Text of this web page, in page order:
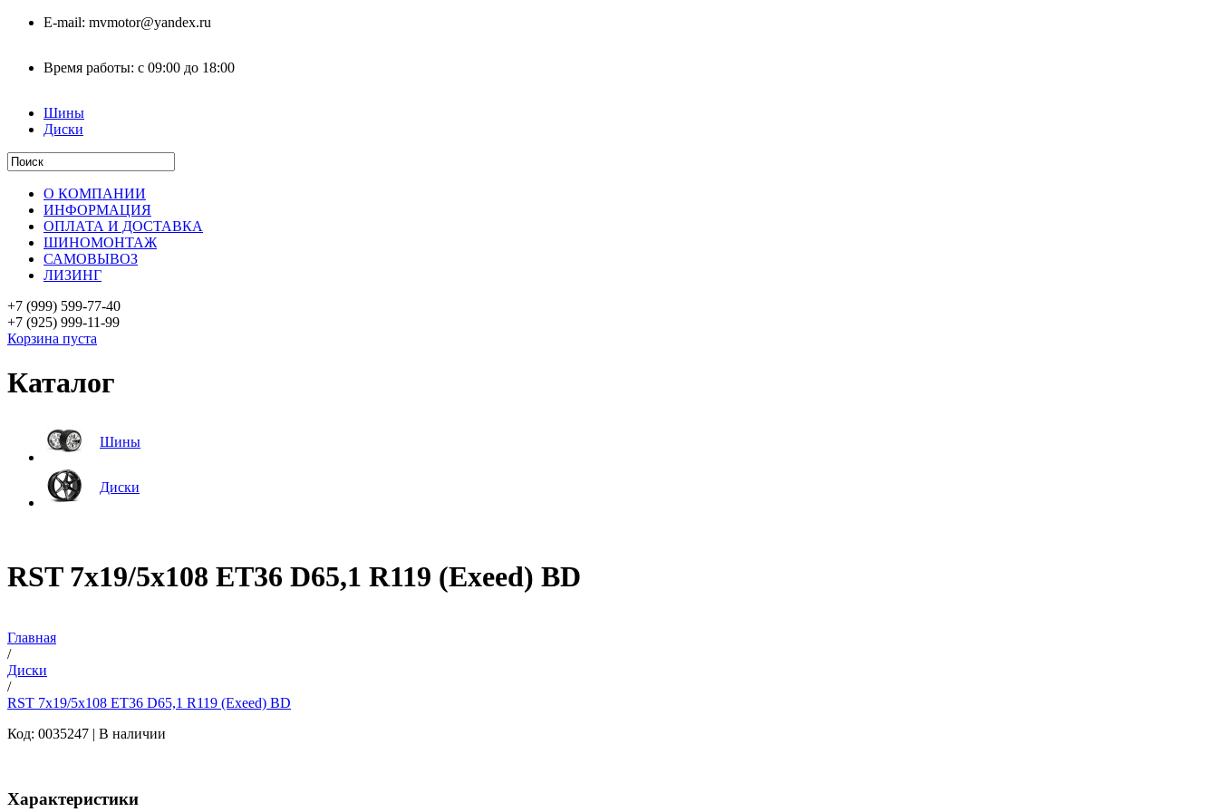
E-mail: mvmotor@yandex.ru
Время работы: с 09:00 до 18:00
Шины
Диски
О КОМПАНИИ
ИНФОРМАЦИЯ
ОПЛАТА И ДОСТАВКА
ШИНОМОНТАЖ
САМОВЫВОЗ
ЛИЗИНГ
+7 (999) 599-77-40
+7 (925) 999-11-99
Корзина пуста
Каталог
Шины
Диски
RST 7x19/5x108 ET36 D65,1 R119 (Exeed) BD
Главная
/
Диски
/
RST 7x19/5x108 ET36 D65,1 R119 (Exeed) BD
Код: 0035247 | В наличии
Характеристики